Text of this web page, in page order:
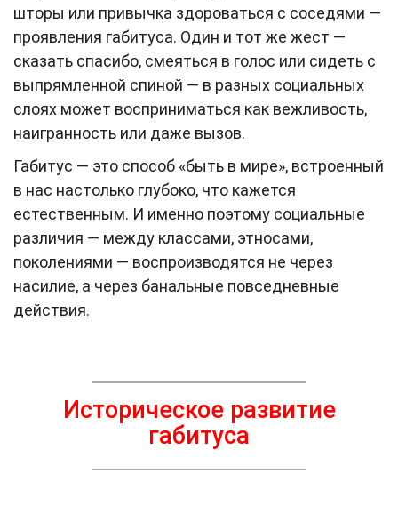
шторы или привычка здороваться с соседями —
проявления габитуса. Один и тот же жест —
сказать спасибо, смеяться в голос или сидеть с
выпрямленной спиной — в разных социальных
слоях может восприниматься как вежливость,
наигранность или даже вызов.
Габитус — это способ «быть в мире», встроенный
в нас настолько глубоко, что кажется
естественным. И именно поэтому социальные
различия — между классами, этносами,
поколениями — воспроизводятся не через
насилие, а через банальные повседневные
действия.
Историческое развитие
габитуса